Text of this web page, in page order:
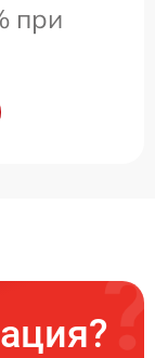
при